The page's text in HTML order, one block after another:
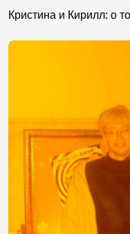
Кристина и Кирилл: о